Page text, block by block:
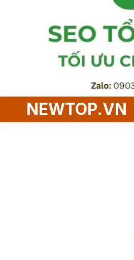
NEWTOP.VN